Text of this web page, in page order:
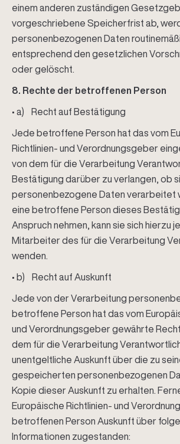
einem anderen zuständigen
vorgeschriebene Speicherfrist ab,
personenbezogenen Daten
entsprechend den gesetzlichen
oder gelöscht.
8. Rechte der betroffenen Person
• a) Recht auf Bestätigung
Jede betroffene Person hat das vom
Richtlinien- und Verordnungsgeber
von dem für die Verarbeitung
Bestätigung darüber zu verlangen, ob
personenbezogene Daten verarbeitet
eine betroffene Person dieses
Anspruch nehmen, kann sie sich hierzu
Mitarbeiter des für die Verarbeitung
wenden.
• b) Recht auf Auskunft
Jede von der Verarbeitung
betroffene Person hat das vom
und Verordnungsgeber gewährte
dem für die Verarbeitung
unentgeltliche Auskunft über die zu
gespeicherten personenbezogenen
Kopie dieser Auskunft zu erhalten.
Europäische Richtlinien- und
betroffenen Person Auskunft über
Informationen zugestanden: